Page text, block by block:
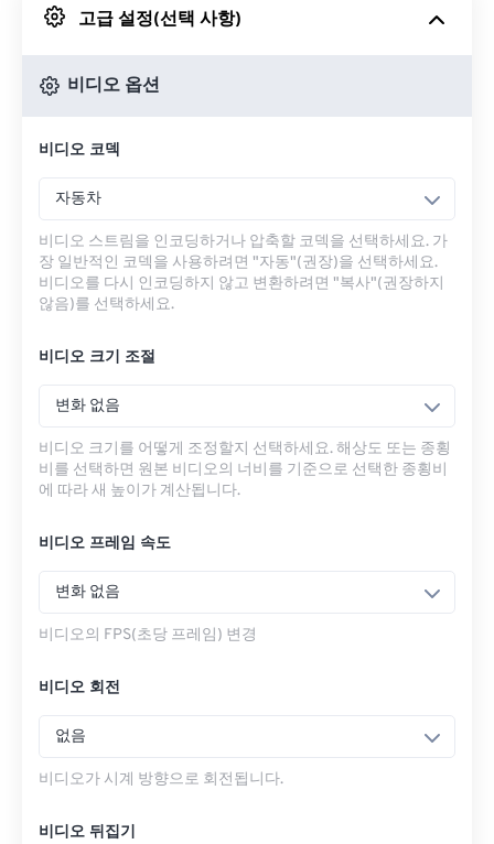
Google 드라이브에서
고급 설정(선택 사항)
비디오 옵션
비디오 코덱
자동차
비디오 스트림을 인코딩하거나 압축할 코덱을 선택하세요. 가
장 일반적인 코덱을 사용하려면 "자동"(권장)을 선택하세요.
비디오를 다시 인코딩하지 않고 변환하려면 "복사"(권장하지
않음)를 선택하세요.
비디오 크기 조절
변화 없음
비디오 크기를 어떻게 조정할지 선택하세요. 해상도 또는 종횡
비를 선택하면 원본 비디오의 너비를 기준으로 선택한 종횡비
에 따라 새 높이가 계산됩니다.
비디오 프레임 속도
변화 없음
비디오의 FPS(초당 프레임) 변경
비디오 회전
없음
비디오가 시계 방향으로 회전됩니다.
비디오 뒤집기